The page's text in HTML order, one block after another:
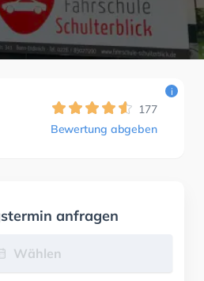
177
Bewertung abgeben
i
anfragen
Wählen